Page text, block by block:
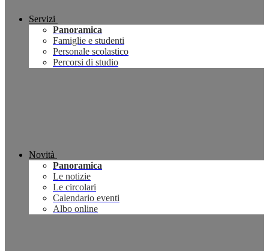
Servizi
Panoramica
Famiglie e studenti
Personale scolastico
Percorsi di studio
Novità
Panoramica
Le notizie
Le circolari
Calendario eventi
Albo online